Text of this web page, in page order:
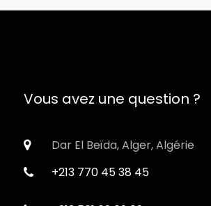
Vous avez une question ?
Dar El Beïda, Alger, Algérie
+213 770 45 38 45